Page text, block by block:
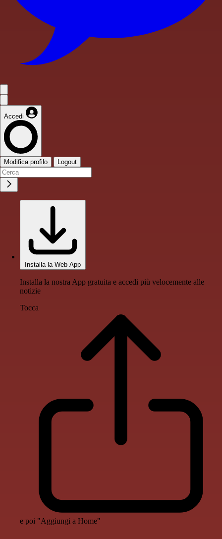
Accedi
Modifica profilo Logout
Installa la Web App
Installa la nostra App gratuita e accedi più velocemente alle
notizie
Tocca
e poi "Aggiungi a Home"